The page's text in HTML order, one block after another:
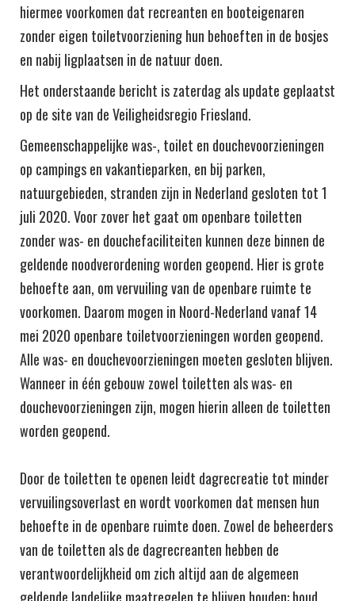
hiermee voorkomen dat recreanten en booteigenaren
zonder eigen toiletvoorziening hun behoeften in de bosjes
en nabij ligplaatsen in de natuur doen.
Het onderstaande bericht is zaterdag als update geplaatst
op de site van de Veiligheidsregio Friesland.
Gemeenschappelijke was-, toilet en douchevoorzieningen
op campings en vakantieparken, en bij parken,
natuurgebieden, stranden zijn in Nederland gesloten tot 1
juli 2020. Voor zover het gaat om openbare toiletten
zonder was- en douchefaciliteiten kunnen deze binnen de
geldende noodverordening worden geopend. Hier is grote
behoefte aan, om vervuiling van de openbare ruimte te
voorkomen. Daarom mogen in Noord-Nederland vanaf 14
mei 2020 openbare toiletvoorzieningen worden geopend.
Alle was- en douchevoorzieningen moeten gesloten blijven.
Wanneer in één gebouw zowel toiletten als was- en
douchevoorzieningen zijn, mogen hierin alleen de toiletten
worden geopend.
Door de toiletten te openen leidt dagrecreatie tot minder
vervuilingsoverlast en wordt voorkomen dat mensen hun
behoefte in de openbare ruimte doen. Zowel de beheerders
van de toiletten als de dagrecreanten hebben de
verantwoordelijkheid om zich altijd aan de algemeen
geldende landelijke maatregelen te blijven houden: houd